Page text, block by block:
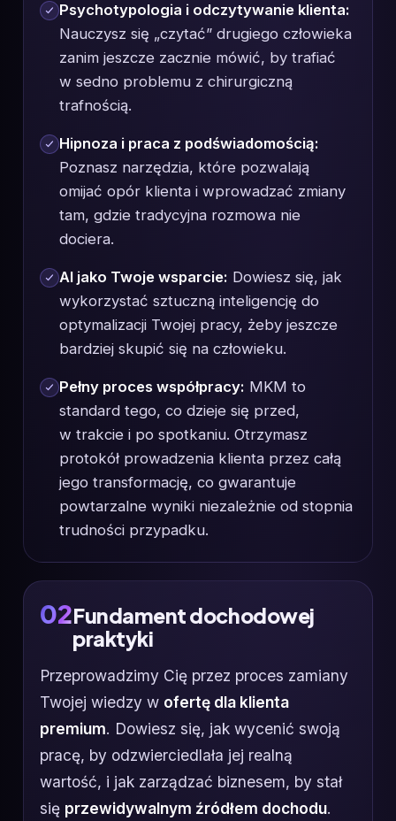
Psychotypologia i odczytywanie klienta:
Nauczysz się „czytać” drugiego człowieka
zanim jeszcze zacznie mówić, by trafiać
w sedno problemu z chirurgiczną
trafnością.
Hipnoza i praca z podświadomością:
Poznasz narzędzia, które pozwalają
omijać opór klienta i wprowadzać zmiany
tam, gdzie tradycyjna rozmowa nie
dociera.
AI jako Twoje wsparcie: Dowiesz się, jak
wykorzystać sztuczną inteligencję do
optymalizacji Twojej pracy, żeby jeszcze
bardziej skupić się na człowieku.
Pełny proces współpracy: MKM to
standard tego, co dzieje się przed,
w trakcie i po spotkaniu. Otrzymasz
protokół prowadzenia klienta przez całą
jego transformację, co gwarantuje
powtarzalne wyniki niezależnie od stopnia
trudności przypadku.
02Fundament dochodowej
praktyki
Przeprowadzimy Cię przez proces zamiany
Twojej wiedzy w ofertę dla klienta
premium. Dowiesz się, jak wycenić swoją
pracę, by odzwierciedlała jej realną
wartość, i jak zarządzać biznesem, by stał
się przewidywalnym źródłem dochodu.